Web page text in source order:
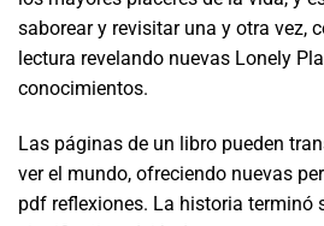
saborear y revisitar una y otra vez,
lectura revelando nuevas Lonely
conocimientos.
Las páginas de un libro pueden
ver el mundo, ofreciendo nuevas
pdf reflexiones. La historia terminó